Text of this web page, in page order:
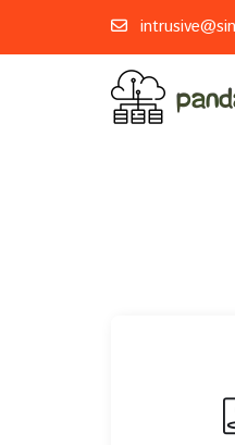
沟通协作
国